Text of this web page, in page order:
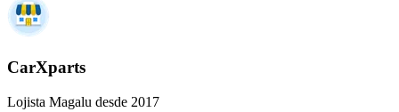
CarXparts
Lojista Magalu desde 2017